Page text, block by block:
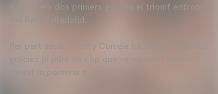
marcat els dos primers gols en el triomf enfront
del Real Valladolid.
Per part seua, Thierry Correia ha sumat 13 punts
gràcies al punt de cap que va marcar i haver
deixat la porteria a zero.